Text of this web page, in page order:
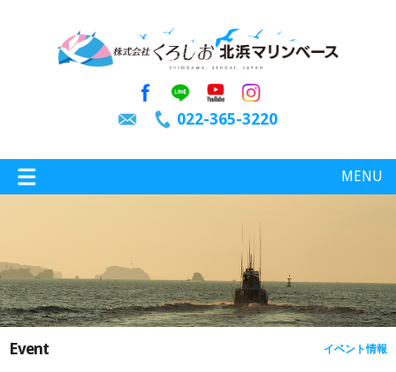
022-365-3220
MENU
特選情報 釣り情報
Event イベント情報